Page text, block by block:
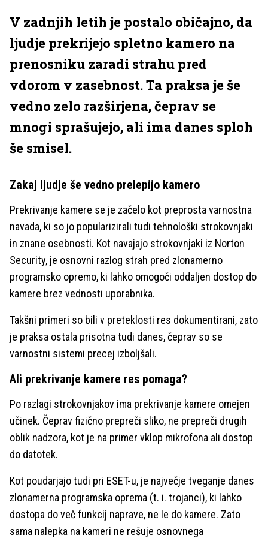
V zadnjih letih je postalo običajno, da
ljudje prekrijejo spletno kamero na
prenosniku zaradi strahu pred
vdorom v zasebnost. Ta praksa je še
vedno zelo razširjena, čeprav se
mnogi sprašujejo, ali ima danes sploh
še smisel.
Zakaj ljudje še vedno prelepijo kamero
Prekrivanje kamere se je začelo kot preprosta varnostna
navada, ki so jo popularizirali tudi tehnološki strokovnjaki
in znane osebnosti. Kot navajajo strokovnjaki iz Norton
Security, je osnovni razlog strah pred zlonamerno
programsko opremo, ki lahko omogoči oddaljen dostop do
kamere brez vednosti uporabnika.
Takšni primeri so bili v preteklosti res dokumentirani, zato
je praksa ostala prisotna tudi danes, čeprav so se
varnostni sistemi precej izboljšali.
Ali prekrivanje kamere res pomaga?
Po razlagi strokovnjakov ima prekrivanje kamere omejen
učinek. Čeprav fizično prepreči sliko, ne prepreči drugih
oblik nadzora, kot je na primer vklop mikrofona ali dostop
do datotek.
Kot poudarjajo tudi pri ESET-u, je največje tveganje danes
zlonamerna programska oprema (t. i. trojanci), ki lahko
dostopa do več funkcij naprave, ne le do kamere. Zato
sama nalepka na kameri ne rešuje osnovnega